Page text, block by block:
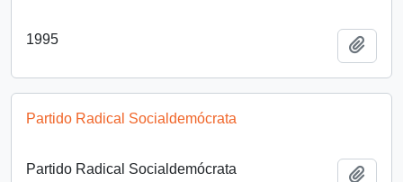
1995
Partido Radical Socialdemócrata
Partido Radical Socialdemócrata